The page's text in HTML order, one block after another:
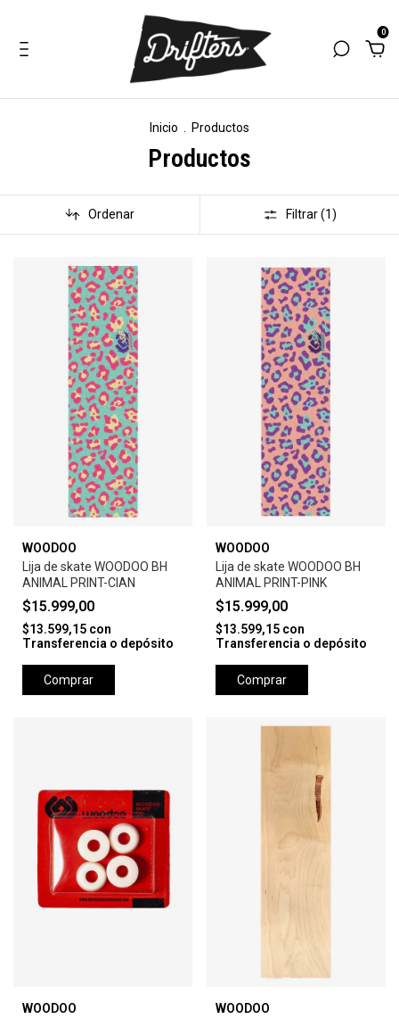
0
Inicio Productos
Productos
Ordenar Filtrar (1)
WOODOO
Lija de skate WOODOO BH
ANIMAL PRINT-CIAN
$15.999,00
$13.599,15 con
Transferencia o depósito
Comprar
WOODOO
Lija de skate WOODOO BH
ANIMAL PRINT-PINK
$15.999,00
$13.599,15 con
Transferencia o depósito
Comprar
WOODOO
WOODOO